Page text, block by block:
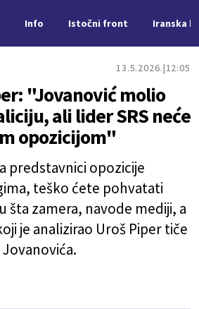
Info Istočni front Iranska
13.5.2026. 12:05
"Jovanović molio
ali lider SRS neće
opozicijom"
predstavnici opozicije
teško ćete pohvatati
šta zamera, navode mediji, a
je analizirao Uroš Piper tiče